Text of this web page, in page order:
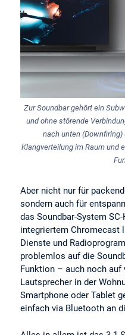
Zur Soundbar gehört ein
und ohne störende
nach unten
Klangverteilung im Raum und
Aber nicht nur für
sondern auch für
das Soundbar-System
integriertem Chromecast
Dienste und
problemlos auf die
Funktion – auch noch
Lautsprecher in der
Smartphone oder Tablet
einfach via Bluetooth an